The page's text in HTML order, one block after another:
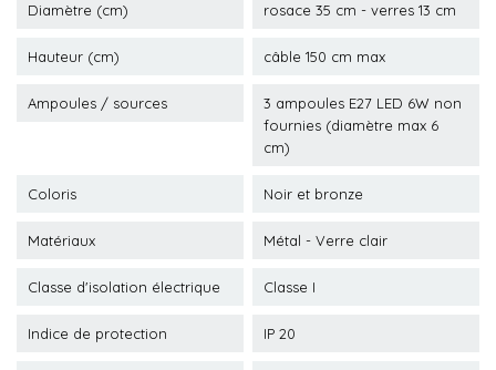
Diamètre (cm) rosace 35 cm - verres 13 cm
Hauteur (cm) câble 150 cm max
Ampoules / sources
3 ampoules E27 LED 6W non
fournies (diamètre max 6
cm)
Coloris Noir et bronze
Matériaux Métal - Verre clair
Classe d'isolation électrique Classe I
Indice de protection IP 20